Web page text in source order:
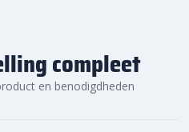
compleet
en benodigdheden